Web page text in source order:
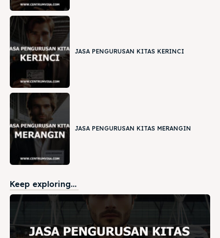
JASA PENGURUSAN KITAS KERINCI
JASA PENGURUSAN KITAS MERANGIN
Keep exploring...